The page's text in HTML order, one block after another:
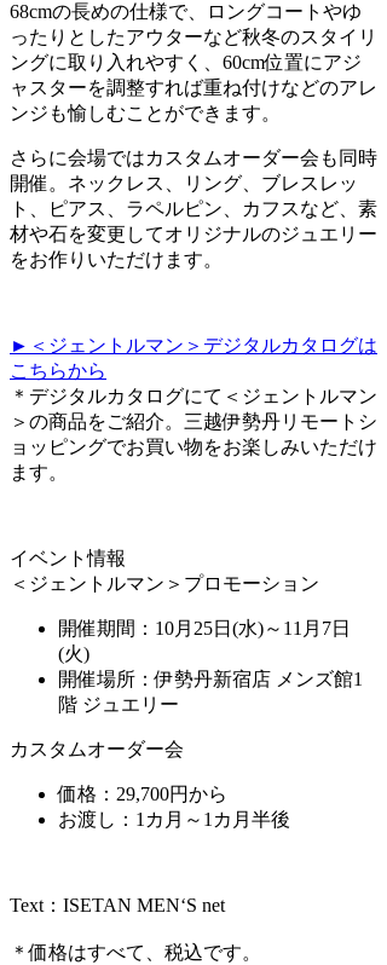
68cmの長めの仕様で、ロングコートやゆ
ったりとしたアウターなど秋冬のスタイリ
ングに取り入れやすく、60cm位置にアジ
ャスターを調整すれば重ね付けなどのアレ
ンジも愉しむことができます。
さらに会場ではカスタムオーダー会も同時
開催。ネックレス、リング、ブレスレッ
ト、ピアス、ラペルピン、カフスなど、素
材や石を変更してオリジナルのジュエリー
をお作りいただけます。
►＜ジェントルマン＞デジタルカタログは
こちらから
＊デジタルカタログにて＜ジェントルマン
＞の商品をご紹介。三越伊勢丹リモートシ
ョッピングでお買い物をお楽しみいただけ
ます。
イベント情報
＜ジェントルマン＞プロモーション
開催期間：10月25日(水)～11月7日
(火)
開催場所：伊勢丹新宿店 メンズ館1
階 ジュエリー
カスタムオーダー会
価格：29,700円から
お渡し：1カ月～1カ月半後
Text：ISETAN MEN‘S net
＊価格はすべて、税込です。